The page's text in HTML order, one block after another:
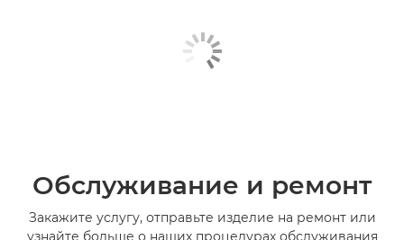
Обслуживание и ремонт
Закажите услугу, отправьте изделие на ремонт или
узнайте больше о наших процедурах обслуживания